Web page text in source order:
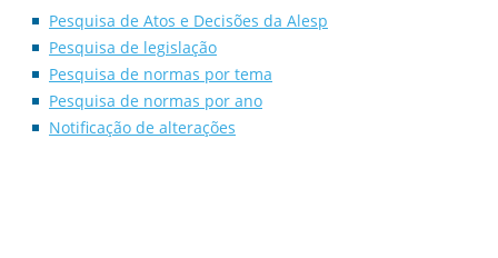
Pesquisa de Atos e Decisões da Alesp
Pesquisa de legislação
Pesquisa de normas por tema
Pesquisa de normas por ano
Notificação de alterações